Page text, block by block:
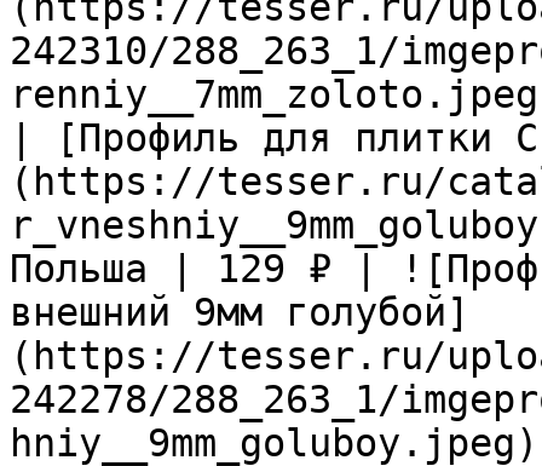
242310/288_263_1/
| [Профиль для плитки
(https://tesser.ru/
Польша | 129 ₽ |
внешний 9мм голубой]
(https://tesser.ru/
242278/288_263_1/